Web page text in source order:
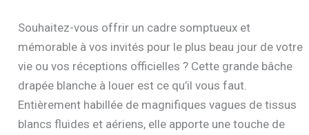
Souhaitez-vous offrir un cadre somptueux et
mémorable à vos invités pour le plus beau jour de votre
vie ou vos réceptions officielles ? Cette grande bâche
drapée blanche à louer est ce qu’il vous faut.
Entièrement habillée de magnifiques vagues de tissus
blancs fluides et aériens, elle apporte une touche de